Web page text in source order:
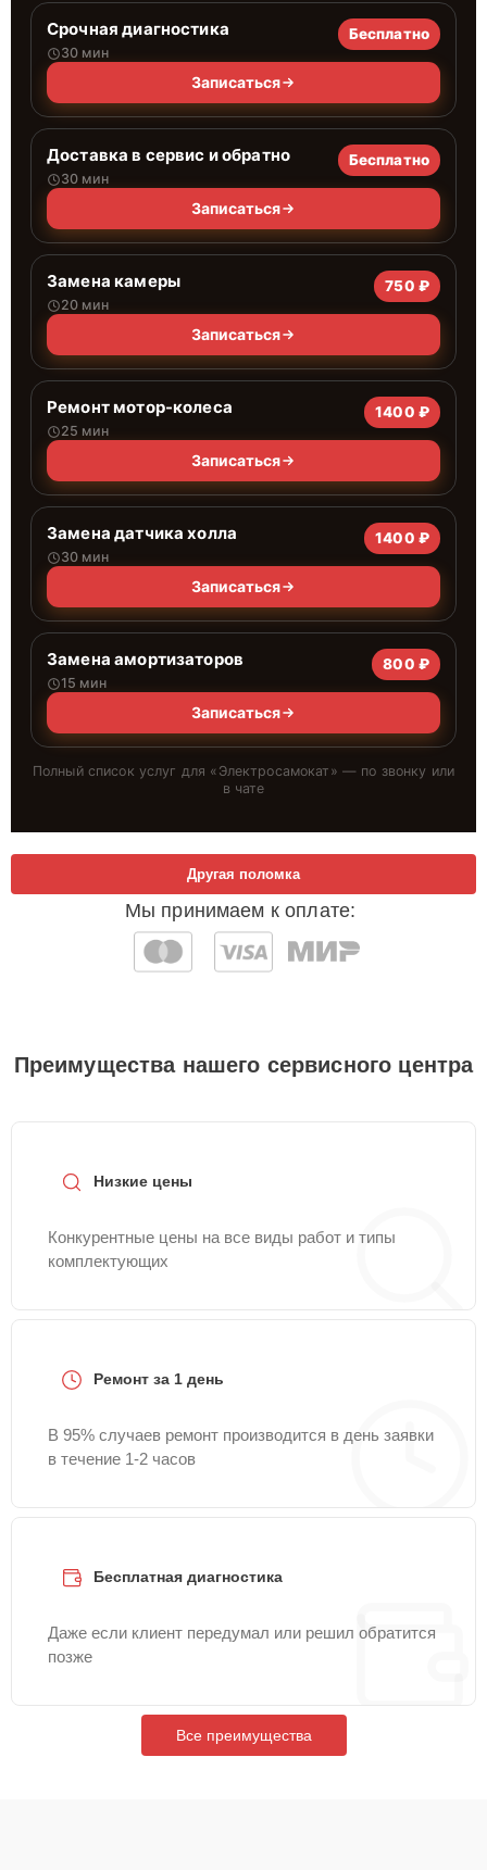
Срочная диагностика
30 мин
Бесплатно
Записаться
Доставка в сервис и обратно
30 мин
Бесплатно
Записаться
Замена камеры
20 мин
750 ₽
Записаться
Ремонт мотор-колеса
25 мин
1400 ₽
Записаться
Замена датчика холла
30 мин
1400 ₽
Записаться
Замена амортизаторов
15 мин
800 ₽
Записаться
Полный список услуг для « Электросамокат » — по звонку или
в чате
Мы принимаем к оплате:
Другая поломка
Преимущества нашего сервисного центра
Низкие цены
Конкурентные цены на все виды работ и типы
комплектующих
Ремонт за 1 день
В 95% случаев ремонт производится в день заявки
в течение 1-2 часов
Бесплатная диагностика
Даже если клиент передумал или решил обратится
позже
Все преимущества